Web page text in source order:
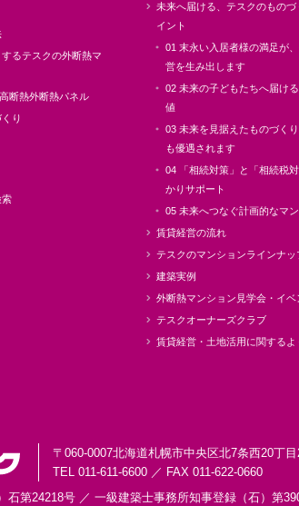
るテスクの外断熱マ
断熱外断熱パネル
り
索
未来へ届ける、テスクのものづ
イント
01 末永い入居者様の満足が
営を生み出します
02 未来の子どもたちへ届け
値
03 未来を見据えたものづく
も優遇されます
04 「相続対策」と「相続税
かりサポート
05 未来へつなぐ計画的なマ
賃貸経営の流れ
テスクのマンションラインナッ
建築実例
外断熱マンション見学会・イベ
テスクオーナーズクラブ
賃貸経営・土地活用に関するよ
〒060-0007北海道札幌市中央区北7条西20丁
TEL 011-611-6600 ／ FAX 011-622-0660
石第24218号 ／ 一級建築士事務所知事登録（石）第